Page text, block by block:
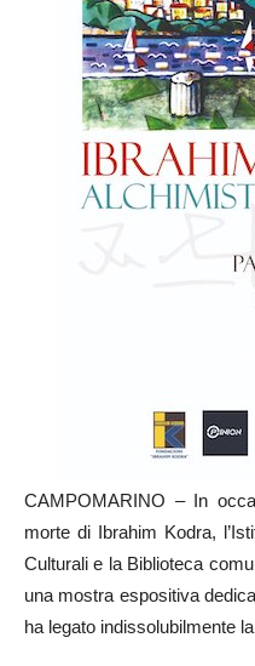
CAMPOMARINO – In
morte di Ibrahim Kodra,
Culturali e la Biblioteca
una mostra espositiva
ha legato indissolubilmente